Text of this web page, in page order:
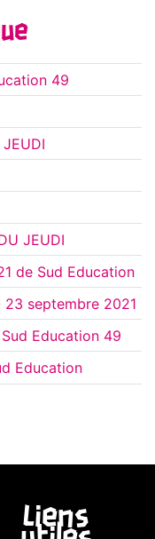
49
JEUDI
de Sud Education
septembre 2021
Education 49
Education
Liens